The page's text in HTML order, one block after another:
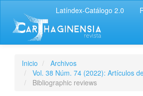
Latíndex-Catálogo 2.0
Inicio
Archivos
Vol. 38 Núm. 74 (2022): Artículos
Bibliographic reviews